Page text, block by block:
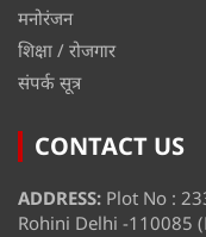
मनोरंजन
शिक्षा / रोजगार
संपर्क सूत्र
CONTACT US
ADDRESS: Plot No :
Rohini Delhi -110085